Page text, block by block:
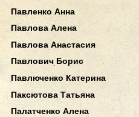
Павленко Анна
Павлова Алена
Павлова Анастасия
Павлович Борис
Павлюченко Катерина
Паксютова Татьяна
Палатченко Алена